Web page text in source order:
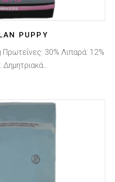
PUPPY
30% Λιπαρά: 12%
Δημητριακά…